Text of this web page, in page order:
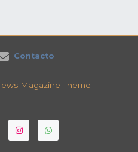
Contacto
Magazine Theme